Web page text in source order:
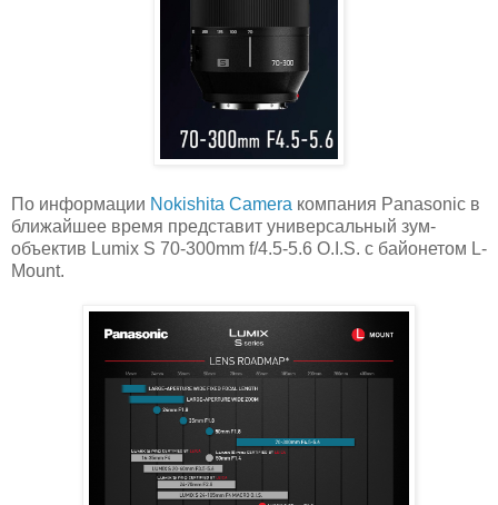
По информации Nokishita Camera компания Panasonic в
ближайшее время представит универсальный зум-
объектив Lumix S 70-300mm f/4.5-5.6 O.I.S. с байонетом L-
Mount.